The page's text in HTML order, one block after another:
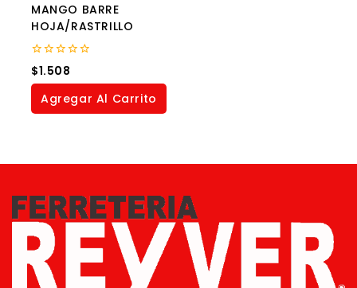
MANGO BARRE
HOJA/RASTRILLO
0
out
of
$1.508
Agregar Al Carrito